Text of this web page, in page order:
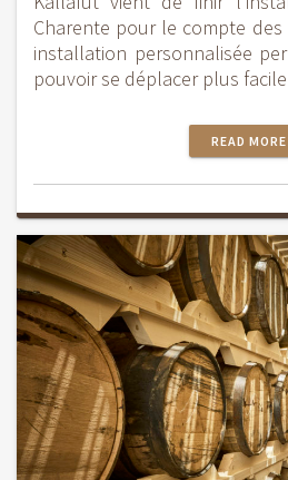
Charente pour le compte des
installation personnalisée
pouvoir se déplacer plus
READ MORE